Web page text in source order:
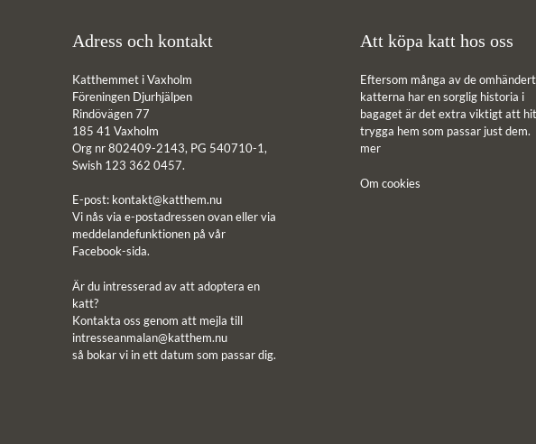
Adress och kontakt
Katthemmet i Vaxholm
Föreningen Djurhjälpen
Rindövägen 77
185 41 Vaxholm
Org nr 802409-2143, PG 540710-1,
Swish 123 362 0457.
E-post: kontakt@katthem.nu
Vi nås via e-postadressen ovan eller via
meddelandefunktionen på vår
Facebook-sida.
Är du intresserad av att adoptera en
katt?
Kontakta oss genom att mejla till
intresseanmalan@katthem.nu
så bokar vi in ett datum som passar dig.
Att köpa katt hos oss
Eftersom många av de
katterna har en sorglig historia i
bagaget är det extra viktigt att
trygga hem som passar just dem.
mer
Om cookies